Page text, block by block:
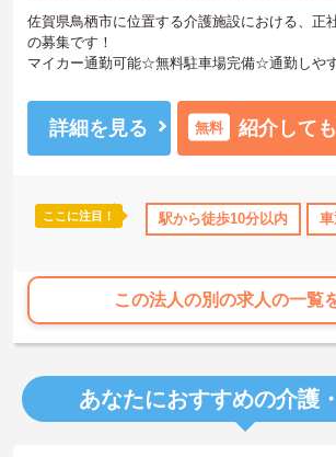
佐賀県鳥栖市に位置する介護施設における、正
の募集です！
マイカー通勤可能☆無料駐車場完備☆通勤しや
ご興味ある方には、面接対策ポイントなど、さ
たしますのでお気軽にご相談ください。
詳細を見る 無料 紹介して
ここに注目！ 駅から徒歩10分以内
この法人の別の求人の一覧
あなたにおすすめの介護